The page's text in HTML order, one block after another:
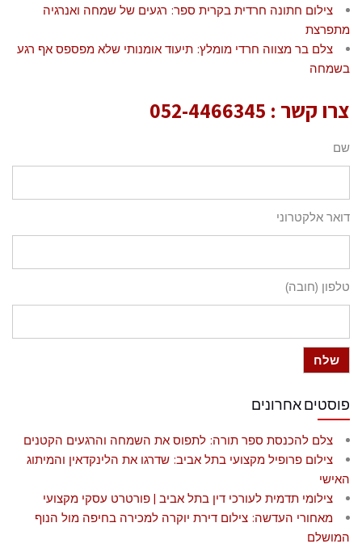
צילום חתונה חרדית בקרית ספר: רגעים של שמחה ואנרגיה
מתפרצת
צלם בר מצווה חרדי מומלץ: תיעוד אומנותי שלא מפספס אף רגע
בשמחה
צרו קשר : 052-4466345
שם
דואר אלקטרוני
טלפון (חובה)
פוסטים אחרונים
צלם להכנסת ספר תורה: לתפוס את השמחה והרגעים הקטנים
צילום פרופיל מקצועי בתל אביב: שדרגו את הלינקדאין והמיתוג
האישי
צילומי תדמית לעורכי דין בתל אביב | פורטרט עסקי מקצועי
מאחורי העדשה: צילום דירת יוקרה למכירה בחיפה מול הנוף
המושלם